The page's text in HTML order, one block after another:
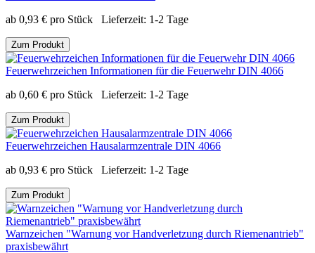
ab 0,93 € pro Stück Lieferzeit: 1-2 Tage
Zum Produkt
Feuerwehrzeichen Informationen für die Feuerwehr DIN 4066
ab 0,60 € pro Stück Lieferzeit: 1-2 Tage
Zum Produkt
Feuerwehrzeichen Hausalarmzentrale DIN 4066
ab 0,93 € pro Stück Lieferzeit: 1-2 Tage
Zum Produkt
Warnzeichen "Warnung vor Handverletzung durch Riemenantrieb"
praxisbewährt